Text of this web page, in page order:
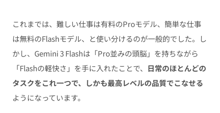
これまでは、難しい仕事は有料のProモデル、簡単な仕事
は無料のFlashモデル、と使い分けるのが一般的でした。し
かし、Gemini 3 Flashは「Pro並みの頭脳」を持ちながら
「Flashの軽快さ」を手に入れたことで、 日常のほとんどの
タスクをこれ一つで、しかも最高レベルの品質でこなせる
ようになっています。